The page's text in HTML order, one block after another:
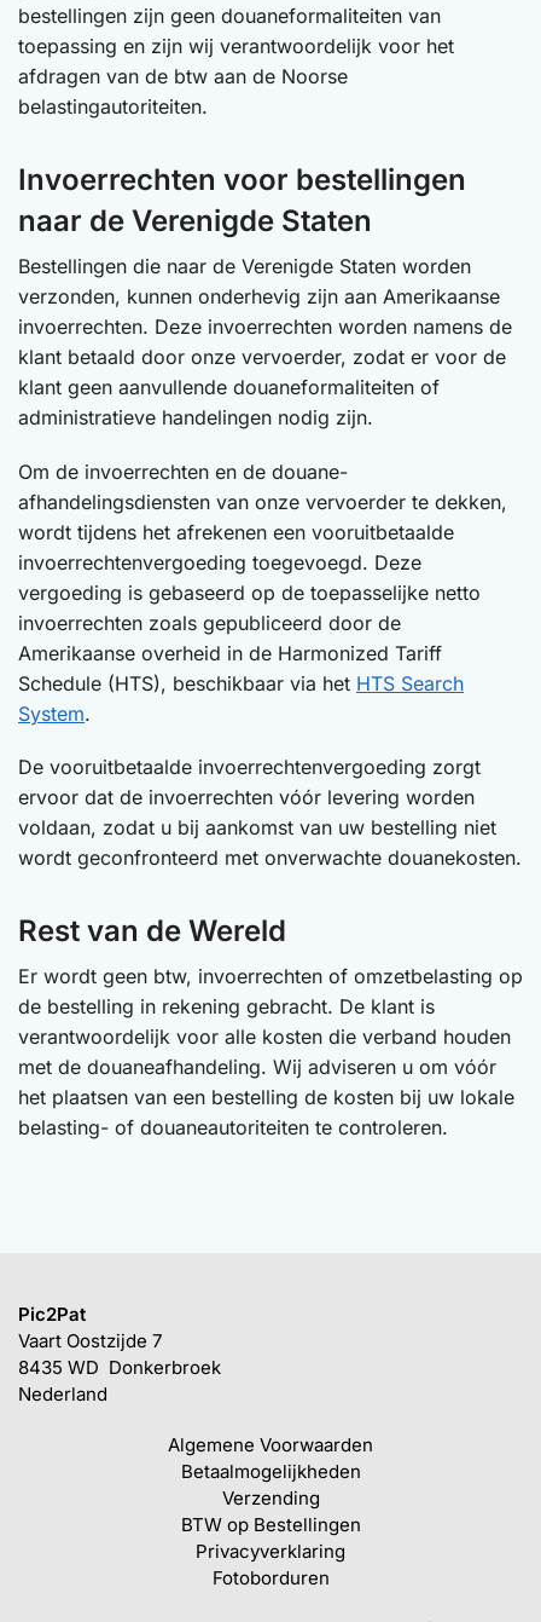
bestellingen zijn geen douaneformaliteiten van
toepassing en zijn wij verantwoordelijk voor het
afdragen van de btw aan de Noorse
belastingautoriteiten.
Invoerrechten voor bestellingen
naar de Verenigde Staten
Bestellingen die naar de Verenigde Staten worden
verzonden, kunnen onderhevig zijn aan Amerikaanse
invoerrechten. Deze invoerrechten worden namens de
klant betaald door onze vervoerder, zodat er voor de
klant geen aanvullende douaneformaliteiten of
administratieve handelingen nodig zijn.
Om de invoerrechten en de douane-
afhandelingsdiensten van onze vervoerder te dekken,
wordt tijdens het afrekenen een vooruitbetaalde
invoerrechtenvergoeding toegevoegd. Deze
vergoeding is gebaseerd op de toepasselijke netto
invoerrechten zoals gepubliceerd door de
Amerikaanse overheid in de Harmonized Tariff
Schedule (HTS), beschikbaar via het HTS Search
System.
De vooruitbetaalde invoerrechtenvergoeding zorgt
ervoor dat de invoerrechten vóór levering worden
voldaan, zodat u bij aankomst van uw bestelling niet
wordt geconfronteerd met onverwachte douanekosten.
Rest van de Wereld
Er wordt geen btw, invoerrechten of omzetbelasting op
de bestelling in rekening gebracht. De klant is
verantwoordelijk voor alle kosten die verband houden
met de douaneafhandeling. Wij adviseren u om vóór
het plaatsen van een bestelling de kosten bij uw lokale
belasting- of douaneautoriteiten te controleren.
Pic2Pat
Vaart Oostzijde 7
8435 WD Donkerbroek
Nederland
Algemene Voorwaarden
Betaalmogelijkheden
Verzending
BTW op Bestellingen
Privacyverklaring
Fotoborduren